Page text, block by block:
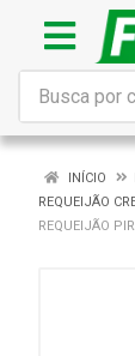
INÍCIO
REQUEIJÃO
REQUEIJÃO